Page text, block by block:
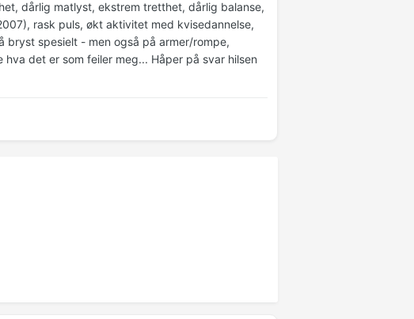
dårlig matlyst, ekstrem tretthet, dårlig balanse,
rask puls, økt aktivitet med kvisedannelse,
bryst spesielt - men også på armer/rompe,
det er som feiler meg... Håper på svar hilsen